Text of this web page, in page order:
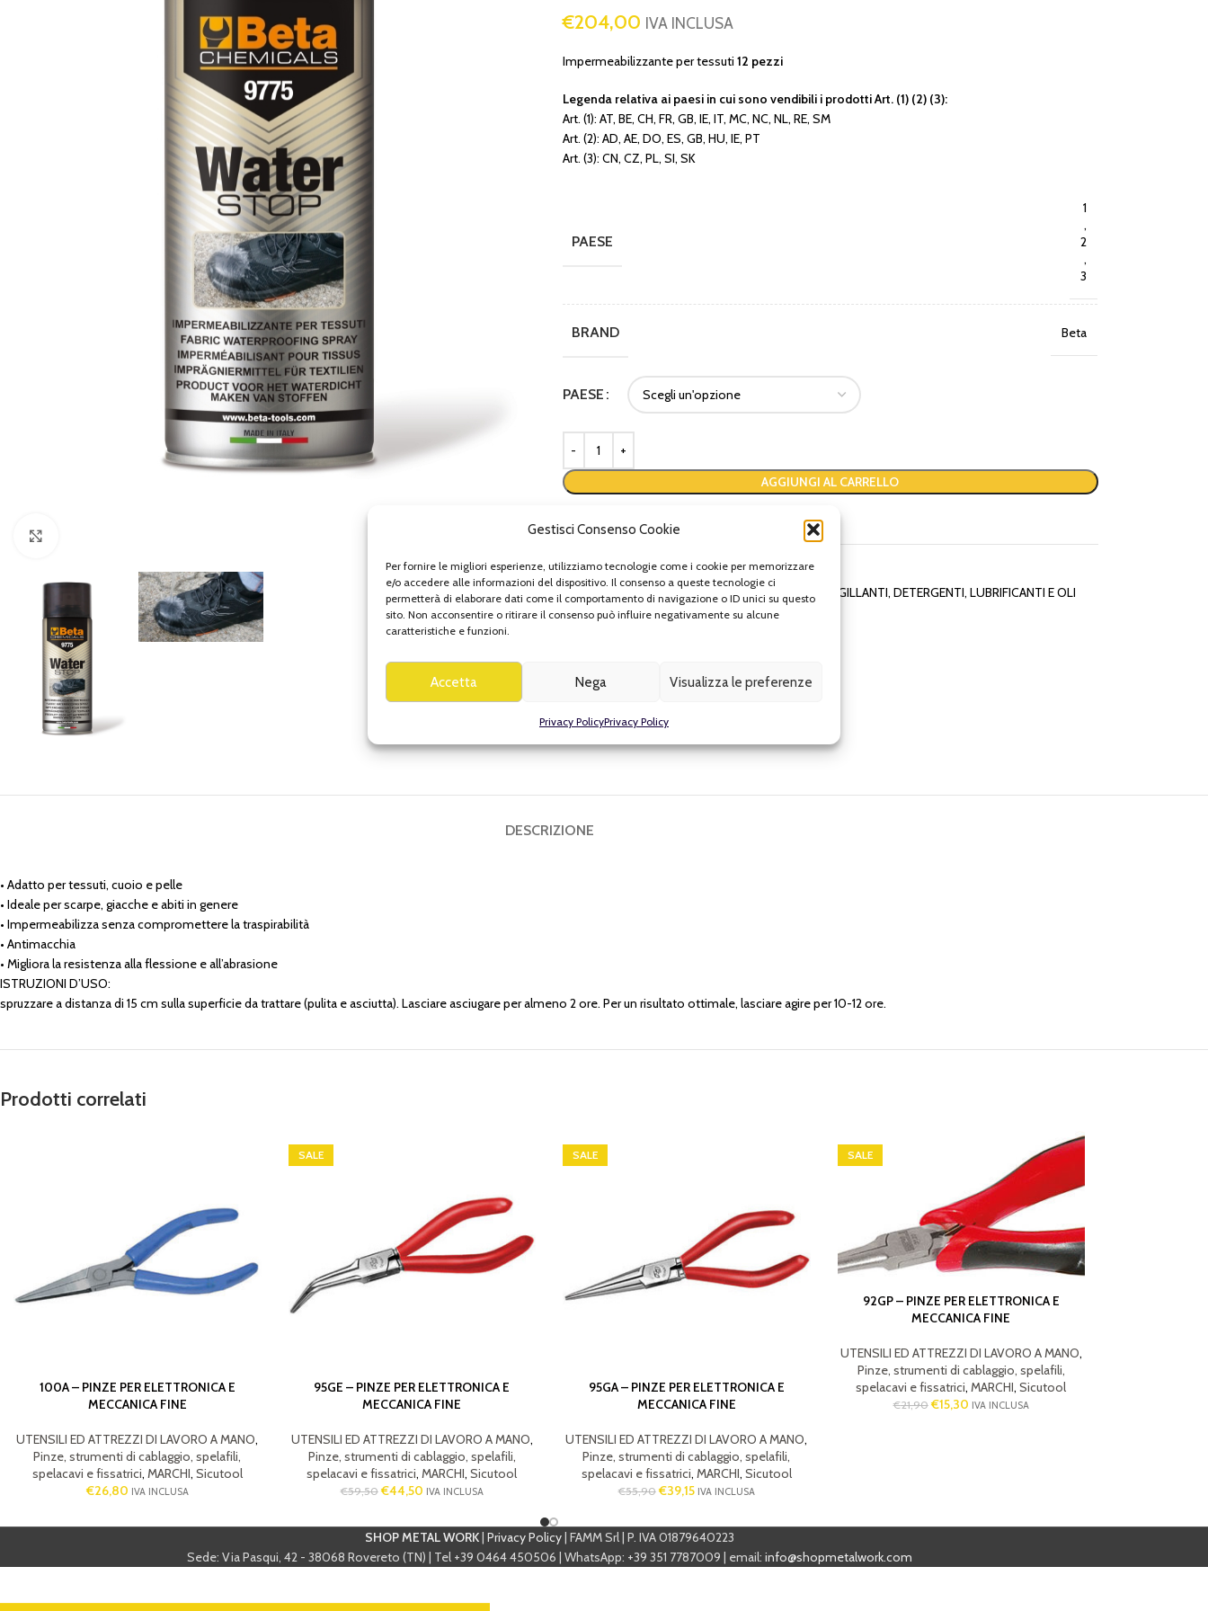
Gestisci Consenso Cookie
Per fornire le migliori esperienze, utilizziamo tecnologie come i cookie per memorizzare
e/o accedere alle informazioni del dispositivo. Il consenso a queste tecnologie ci
permetterà di elaborare dati come il comportamento di navigazione o ID unici su questo
sito. Non acconsentire o ritirare il consenso può influire negativamente su alcune
caratteristiche e funzioni.
Accetta Nega Visualizza le preferenze
Privacy PolicyPrivacy Policy
€204,00 IVA INCLUSA
Impermeabilizzante per tessuti 12 pezzi
Legenda relativa ai paesi in cui sono vendibili i prodotti Art. (1) (2) (3):
Art. (1): AT, BE, CH, FR, GB, IE, IT, MC, NC, NL, RE, SM
Art. (2): AD, AE, DO, ES, GB, HU, IE, PT
Art. (3): CN, CZ, PL, SI, SK
PAESE
1
,
2
,
3
BRAND Beta
PAESE
AGGIUNGI AL CARRELLO
COD:8054809218564
Categorie:
Beta , MARCHI Prodotti per tessuti
SIGILLANTI, DETERGENTI, LUBRIFICANTI E OLI
Tag:BETA
DESCRIZIONE
• Adatto per tessuti, cuoio e pelle
• Ideale per scarpe, giacche e abiti in genere
• Impermeabilizza senza compromettere la traspirabilità
• Antimacchia
• Migliora la resistenza alla flessione e all’abrasione
​ISTRUZIONI D’USO:
spruzzare a distanza di 15 cm sulla superficie da trattare (pulita e asciutta). Lasciare asciugare per almeno 2 ore. Per un risultato ottimale, lasciare agire per 10-12 ore.
Prodotti correlati
100A – PINZE PER ELETTRONICA E
MECCANICA FINE
UTENSILI ED ATTREZZI DI LAVORO A MANO,
Pinze, strumenti di cablaggio, spelafili,
spelacavi e fissatrici, MARCHI, Sicutool
€26,80 IVA INCLUSA
SALE
95GE – PINZE PER ELETTRONICA E
MECCANICA FINE
UTENSILI ED ATTREZZI DI LAVORO A MANO,
Pinze, strumenti di cablaggio, spelafili,
spelacavi e fissatrici,MARCHI,Sicutool
€59,50 €44,50 IVA INCLUSA
SALE
95GA – PINZE PER ELETTRONICA E
MECCANICA FINE
UTENSILI ED ATTREZZI DI LAVORO A MANO,
Pinze, strumenti di cablaggio, spelafili,
spelacavi e fissatrici, MARCHI, Sicutool
€55,90 €39,15 IVA INCLUSA
SALE
92GP – PINZE PER ELETTRONICA E
MECCANICA FINE
UTENSILI ED ATTREZZI DI LAVORO A MANO,
Pinze, strumenti di cablaggio, spelafili,
spelacavi e fissatrici,MARCHI,Sicutool
€21,90 €15,30 IVA INCLUSA
SHOP METAL WORK| Privacy Policy| FAMM Srl | P. IVA 01879640223
Sede: Via Pasqui, 42 - 38068 Rovereto (TN) | Tel +39 0464 450506 | WhatsApp: +39 351 7787009 | email: info@shopmetalwork.com